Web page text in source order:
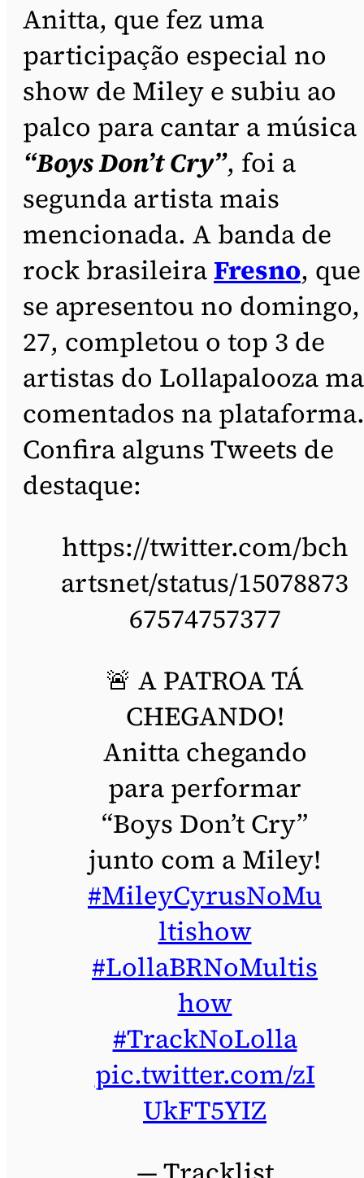
Anitta, que fez uma
participação especial no
show de Miley e subiu ao
palco para cantar a música
“Boys Don’t Cry”, foi a
segunda artista mais
mencionada. A banda de
rock brasileira Fresno, que
se apresentou no domingo,
27, completou o top 3 de
artistas do Lollapalooza
comentados na plataforma.
Confira alguns Tweets de
destaque:
https://twitter.com/bch
artsnet/status/15078873
67574757377
🚨 A PATROA TÁ
CHEGANDO!
Anitta chegando
para performar
“Boys Don’t Cry”
junto com a Miley!
#MileyCyrusNoMu
ltishow
#LollaBRNoMultis
how
#TrackNoLolla
pic.twitter.com/zI
UkFT5YIZ